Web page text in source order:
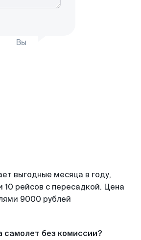
Вы
выгодные месяца в году,
рейсов с пересадкой. Цена
9000 рублей
самолет без комиссии?